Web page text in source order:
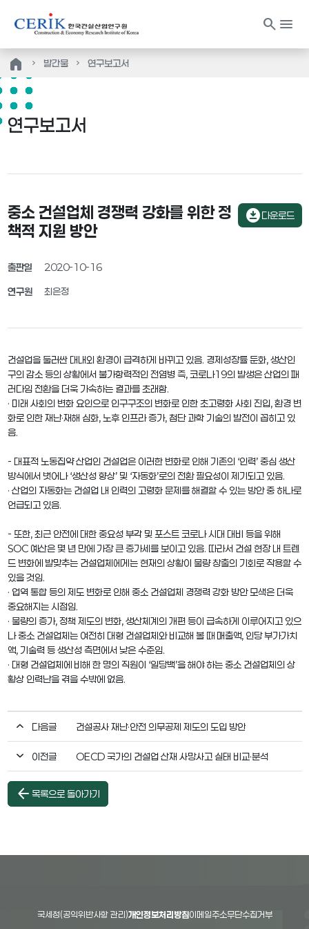
search menu
home 발간물 연구보고서
연구보고서
중소 건설업체 경쟁력 강화를 위한 정
책적 지원 방안
출판일 2020-10-16
연구원 최은정
download_for_offline다운로드
건설업을 둘러싼 대내외 환경이 급격하게 바뀌고 있음. 경제성장률 둔화, 생산인
구의 감소 등의 상황에서 불가항력적인 전염병 즉, 코로나19의 발생은 산업의 패
러다임 전환을 더욱 가속하는 결과를 초래함.
· 미래 사회의 변화 요인으로 인구구조의 변화로 인한 초고령화 사회 진입, 환경 변
화로 인한 재난·재해 심화, 노후 인프라 증가, 첨단 과학 기술의 발전이 꼽히고 있
음.
- 대표적 노동집약 산업인 건설업은 이러한 변화로 인해 기존의 ‘인력’ 중심 생산
방식에서 벗어나 ‘생산성 향상’ 및 ‘자동화’로의 전환 필요성이 제기되고 있음.
· 산업의 자동화는 건설업 내 인력의 고령화 문제를 해결할 수 있는 방안 중 하나로
언급되고 있음.
- 또한, 최근 안전에 대한 중요성 부각 및 포스트 코로나 시대 대비 등을 위해
SOC 예산은 몇 년 만에 가장 큰 증가세를 보이고 있음. 따라서 건설 현장 내 트렌
드 변화에 발맞추는 건설업체에게는 현재의 상황이 물량 창출의 기회로 작용할 수
있을 것임.
· 업역 통합 등의 제도 변화로 인해 중소 건설업체 경쟁력 강화 방안 모색은 더욱
중요해지는 시점임.
· 물량의 증가, 정책 제도의 변화, 생산체계의 개편 등이 급속하게 이루어지고 있으
나 중소 건설업체는 여전히 대형 건설업체와 비교해 볼 때 매출액, 인당 부가가치
액, 기술력 등 생산성 측면에서 낮은 수준임.
· 대형 건설업체에 비해 한 명의 직원이 ‘일당백’을 해야 하는 중소 건설업체의 상
황상 인력난을 겪을 수밖에 없음.
다음글 건설공사 재난·안전 의무공제 제도의 도입 방안
이전글 OECD 국가의 건설업 산재 사망사고 실태 비교·분석
arrow_back 목록으로 돌아가기
국세청(공익위반사항 관리)개인정보처리방침이메일주소무단수집거부